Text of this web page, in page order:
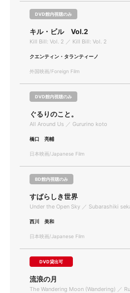
DVD館内視聴のみ
キル・ビル Vol.2
Kill Bill: Vol. 2 ／ Kill Bill: Vol. 2
クエンティン・タランティーノ
外国映画/Foreign Film
DVD館内視聴のみ
ぐるりのこと。
All Around Us ／ Gururino koto
橋口 亮輔
日本映画/Japanese Film
BD館内視聴のみ
すばらしき世界
Under the Open Sky ／ Subarashiki
西川 美和
日本映画/Japanese Film
DVD貸出可
流浪の月
The Wandering Moon (Wandering) ／